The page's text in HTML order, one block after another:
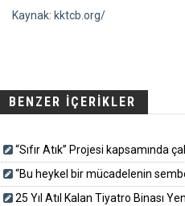
Kaynak: kktcb.org/
BENZER İÇERİKLER
“Sıfır Atık” Projesi kapsamında
“Bu heykel bir mücadelenin
25 Yıl Atıl Kalan Tiyatro Binası